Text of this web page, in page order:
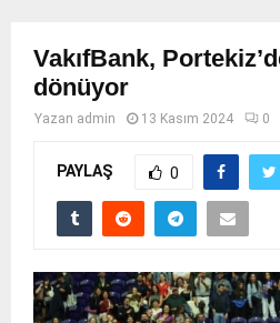
VakıfBank,
dönüyor
Yazan admin 13 Kasım 2024 0
PAYLAŞ 0